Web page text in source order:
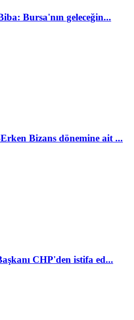
Bursa'nın geleceğin...
Bizans dönemine ait ...
CHP'den istifa ed...